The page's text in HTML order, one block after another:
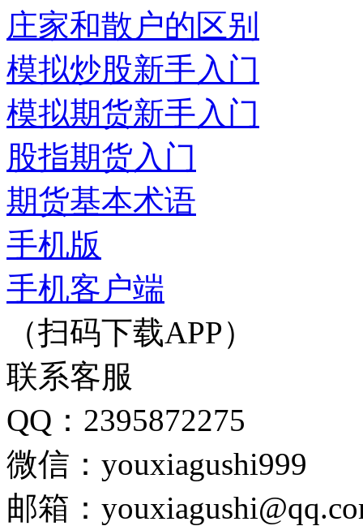
庄家和散户的区别
模拟炒股新手入门
模拟期货新手入门
股指期货入门
期货基本术语
手机版
手机客户端
（扫码下载APP）
联系客服
QQ：2395872275
微信：youxiagushi999
邮箱：